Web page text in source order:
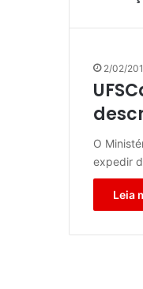
2/02/
O
expedir
Leia